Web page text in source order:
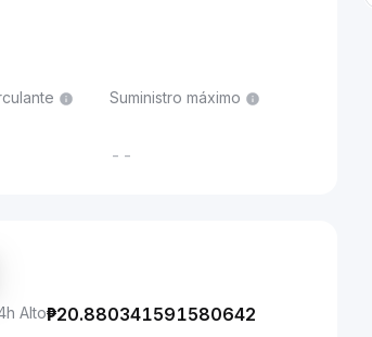
Suministro máximo
--
Alto₱20.880341591580642